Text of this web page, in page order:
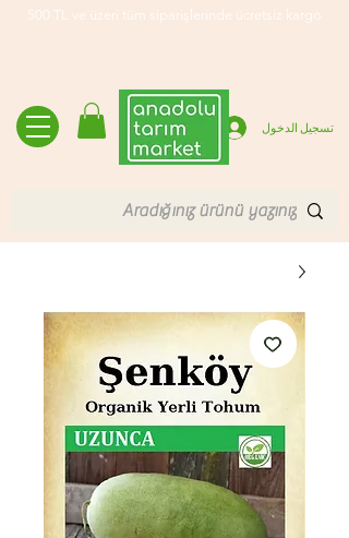
500 TL ve üzeri tüm siparişlerinde ücretsiz kargo
تسجيل الدخول